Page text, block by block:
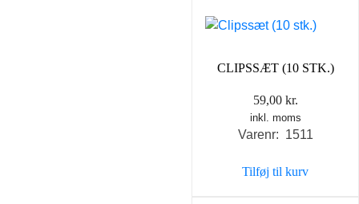
CLIPSSÆT (10 STK.)
59,00 kr.
inkl. moms
Varenr: 1511
Tilføj til kurv